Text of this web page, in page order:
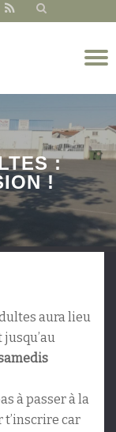
fa-
:
!
aura lieu
jusqu’au
à passer à la
t’inscrire car